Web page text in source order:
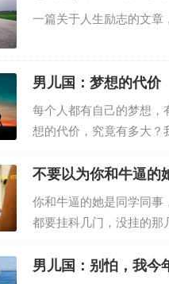
一篇关于人生励志的文
男儿国：梦想的代价
每个人都有自己的梦想，
想的代价，究竟有多大
不要以为你和牛逼的
你和牛逼的她是同学同事
都要挂科几门，没挂的那
觉得他TM就是来大学里
男儿国：别怕，我今